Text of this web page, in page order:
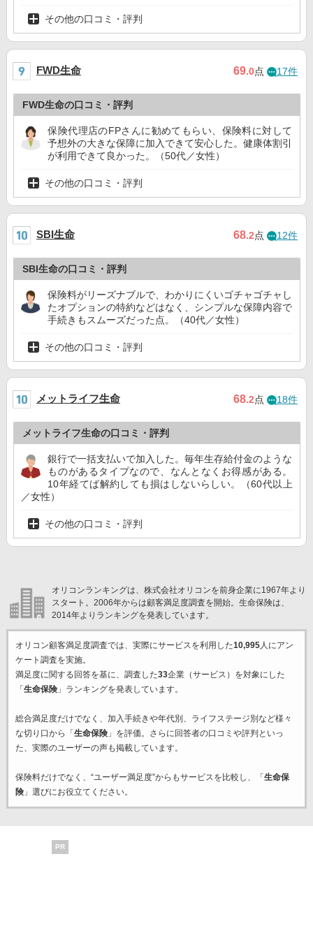
その他の口コミ・評判
FWD生命 69.0点 17件
FWD生命の口コミ・評判
保険代理店のFPさんに勧めてもらい、保険料に対して
予想外の大きな保障に加入できて安心した。健康体割引
が利用できて良かった。（50代／女性）
その他の口コミ・評判
SBI生命 68.2点 12件
SBI生命の口コミ・評判
保険料がリーズナブルで、わかりにくいゴチャゴチャし
たオプションの特約などはなく、シンプルな保障内容で
手続きもスムーズだった点。（40代／女性）
その他の口コミ・評判
メットライフ生命 68.2点 18件
メットライフ生命の口コミ・評判
銀行で一括支払いで加入した。毎年生存給付金のような
ものがあるタイプなので、なんとなくお得感がある。
10年経てば解約しても損はしないらしい。（60代以上
／女性）
その他の口コミ・評判
オリコンランキングは、株式会社オリコンを前身企業に1967年より
スタート。2006年からは顧客満足度調査を開始。生命保険は、
2014年よりランキングを発表しています。
オリコン顧客満足度調査では、実際にサービスを利用した10,995人にアン
ケート調査を実施。
満足度に関する回答を基に、調査した33企業（サービス）を対象にした
「生命保険」ランキングを発表しています。
総合満足度だけでなく、加入手続きや年代別、ライフステージ別など様々
な切り口から「生命保険」を評価。さらに回答者の口コミや評判といっ
た、実際のユーザーの声も掲載しています。
保険料だけでなく、“ユーザー満足度”からもサービスを比較し、「生命保
険」選びにお役立てください。
PR